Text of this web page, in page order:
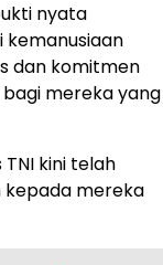
nyata
kemanusiaan
dan komitmen
mereka yang
kini telah
kepada mereka